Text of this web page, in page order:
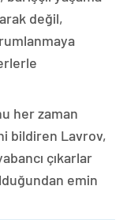
değil,
her zaman
bildiren Lavrov,
çıkarlar
emin